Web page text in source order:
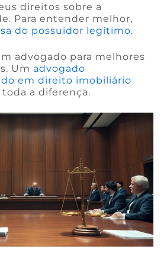
direitos sobre a
Para entender melhor,
do possuidor legítimo.
advogado para melhores
Um advogado
em direito imobiliário
a diferença.